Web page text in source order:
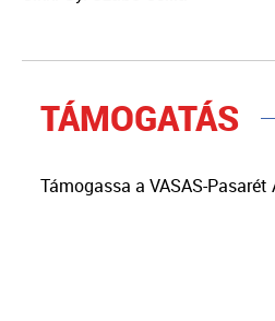
TÁMOGATÁS
Támogassa a VASAS-